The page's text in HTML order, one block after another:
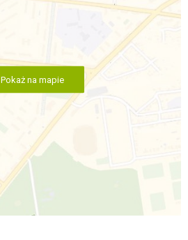
Pokaż na mapie